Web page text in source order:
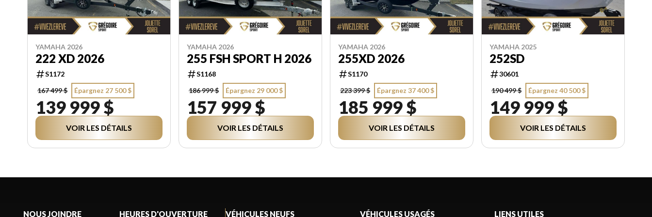
YAMAHA 2026
222 XD 2026
S1172
167 499 $
Épargnez 27 500 $
139 999 $
VOIR LES DÉTAILS
YAMAHA 2026
255 FSH SPORT H 2026
S1168
186 999 $
Épargnez 29 000 $
157 999 $
VOIR LES DÉTAILS
YAMAHA 2026
255XD 2026
S1170
223 399 $
Épargnez 37 400 $
185 999 $
VOIR LES DÉTAILS
YAMAHA 2025
252SD
30601
190 499 $
Épargnez 40 500 $
149 999 $
VOIR LES DÉTAILS
NOUS JOINDRE HEURES D'OUVERTURE VÉHICULES NEUFS VÉHICULES USAGÉS LIENS UTILES